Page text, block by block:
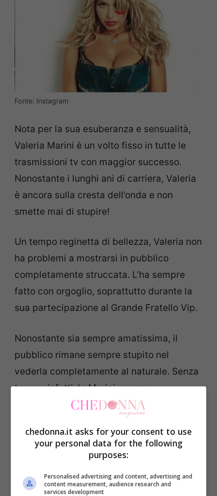
Fonte: Instagram
Nota per la sua esuberanza e sensualità,
Valeria Marini è un volto fisso in tutte le
trasmissioni tv con maggior successo.
Nonostante i lunghi ani di carriera, Valeria
è ancora sulla cresta dell’onda e non
smette mai di stupire!
Un tempo reginetta di bellezza, Valeria non
ha problemi a mostrarsi in pubblico
completamente struccata. L’ha sempre
fatto con orgoglio, soprattutto durante la
sua partecipazione al Grande Fratello Vip.
Nonostante sia sempre amatissima, il
pubblico rimane sempre stupito nel
vederla completamente al naturale. Senza
trucco, infatti, la Marini appare
decisamente diversa.
LEGGI ANCHE–> Valeria Marini e la grande
paura: come è cambiato tutto
Com’è Valeria Marini senza
chedonna.it asks for your consent to use
your personal data for the following
purposes:
Personalised advertising and content, advertising and
content measurement, audience research and
services development